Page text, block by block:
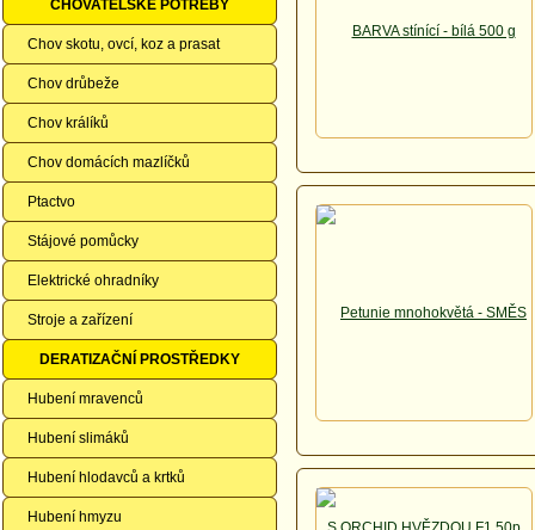
CHOVATELSKÉ POTŘEBY
Chov skotu, ovcí, koz a prasat
Chov drůbeže
Chov králíků
Chov domácích mazlíčků
Ptactvo
Stájové pomůcky
Elektrické ohradníky
Stroje a zařízení
DERATIZAČNÍ PROSTŘEDKY
Hubení mravenců
Hubení slimáků
Hubení hlodavců a krtků
Hubení hmyzu